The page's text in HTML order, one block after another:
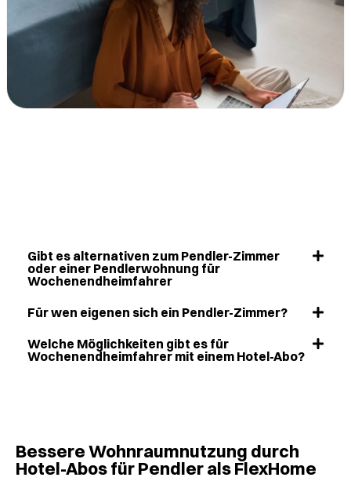
Gibt es alternativen zum Pendler-Zimmer
oder einer Pendlerwohnung für
Wochenendheimfahrer
Für wen eigenen sich ein Pendler-Zimmer?
Welche Möglichkeiten gibt es für
Wochenendheimfahrer mit einem Hotel-Abo?
Bessere Wohnraumnutzung durch
Hotel-Abos für Pendler als FlexHome